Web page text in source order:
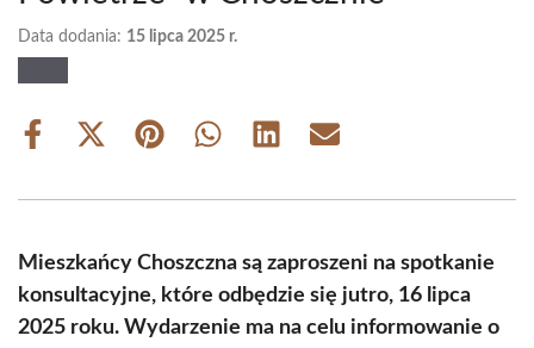
Data dodania: 15 lipca 2025 r.
Share
Share
(Twitter)
Share Share Share Share
Mieszkańcy Choszczna są zaproszeni na spotkanie
konsultacyjne, które odbędzie się jutro, 16 lipca
2025 roku. Wydarzenie ma na celu informowanie o